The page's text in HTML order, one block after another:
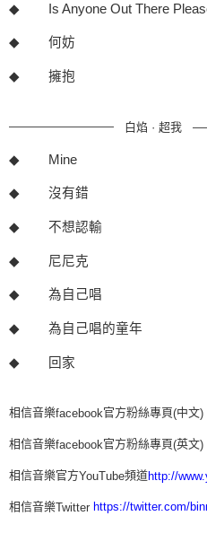
◆ Is Anyone Out There
◆ 何妨
◆ 擁抱
————————— 白焰 · 超我
◆ Mine
◆ 沒有錯
◆ 不想認輸
◆ 尼尼克
◆ 為自己唱
◆ 為自己唱的童年
◆ 回家
相信音樂facebook官方粉絲專頁(中文)
相信音樂facebook官方粉絲專頁(英文)
相信音樂官方YouTube頻道http://
相信音樂Twitter https://twitter.com/